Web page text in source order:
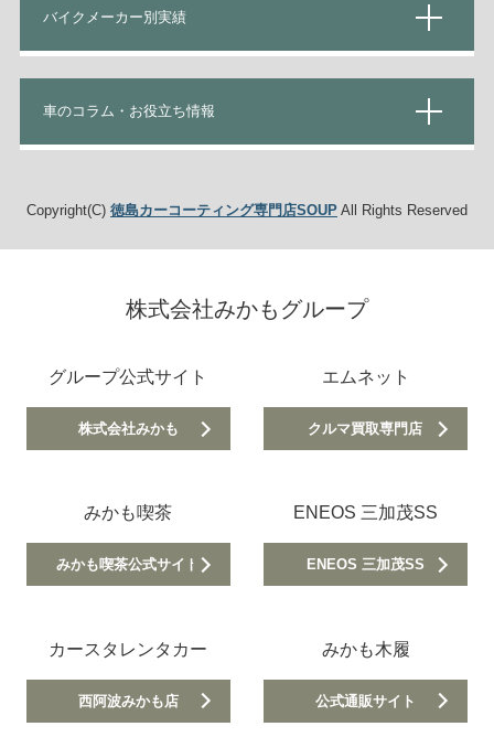
バイクメーカー別実績
車のコラム・お役立ち情報
Copyright(C) 徳島カーコーティング専門店SOUPAll Rights Reserved
株式会社みかもグループ
グループ公式サイト
株式会社みかも
エムネット
クルマ買取専門店
みかも喫茶
みかも喫茶公式サイト
ENEOS 三加茂SS
ENEOS 三加茂SS
カースタレンタカー
西阿波みかも店
みかも木履
公式通販サイト